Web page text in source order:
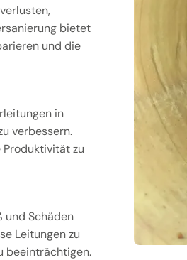
bietet
und die
in
verbessern.
Produktivität zu
und Schäden
Leitungen zu
beeinträchtigen.